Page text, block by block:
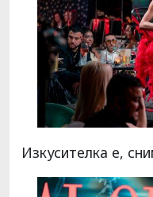
Изкусителка е,